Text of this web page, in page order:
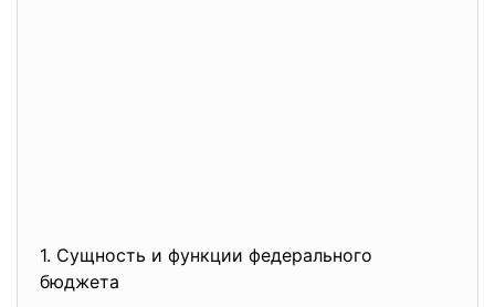
1. Сущность и функции федерального
бюджета